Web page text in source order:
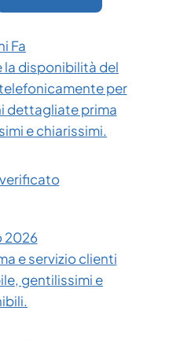
Fa
disponibilità del
per
dettagliate prima
e chiarissimi.
2026
e servizio clienti
gentilissimi e